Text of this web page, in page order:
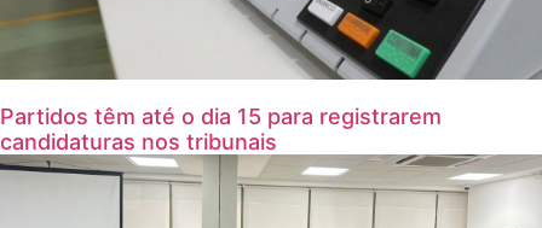
Partidos têm até o dia 15 para registrarem
candidaturas nos tribunais